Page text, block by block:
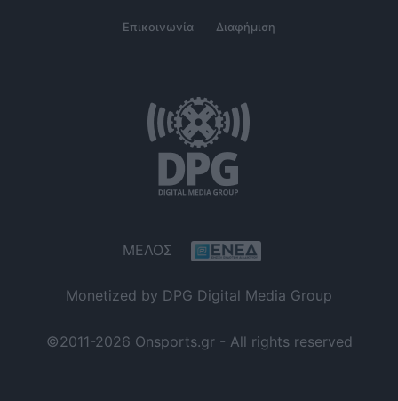
Επικοινωνία Διαφήμιση
ΜΕΛΟΣ
Monetized by DPG Digital Media Group
©2011-2026 Onsports.gr - All rights reserved